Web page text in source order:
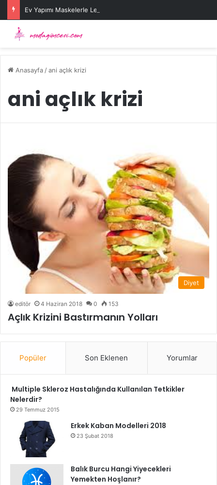
Ev Yapımı Maskelerle Leke Sorununa Çözüm Önerileri
Anasayfa /ani açlık krizi
ani açlık krizi
Diyet
editör 4 Haziran 2018 0 153
Açlık Krizini Bastırmanın Yolları
Popüler Son Eklenen Yorumlar
Multiple Skleroz Hastalığında Kullanılan Tetkikler
Nelerdir?
29 Temmuz 2015
Erkek Kaban Modelleri 2018
23 Şubat 2018
Balık Burcu Hangi Yiyecekleri
Yemekten Hoşlanır?